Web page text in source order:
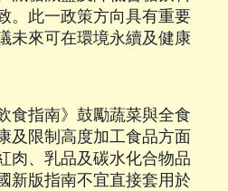
。此一政策方向具有重要
未來可在環境永續及健康
食指南》鼓勵蔬菜與全食
及限制高度加工食品方面
肉、乳品及碳水化合物品
新版指南不宜直接套用於